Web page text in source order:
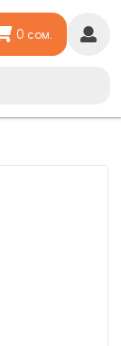
0 сом.